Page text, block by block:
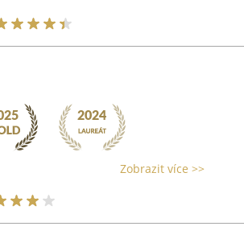
Zobrazit více >>